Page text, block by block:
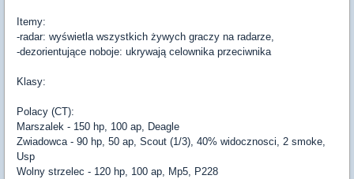
Itemy:
-radar: wyświetla wszystkich żywych graczy na radarze,
-dezorientujące noboje: ukrywają celownika przeciwnika
Klasy:
Polacy (CT):
Marszalek - 150 hp, 100 ap, Deagle
Zwiadowca - 90 hp, 50 ap, Scout (1/3), 40% widocznosci, 2 smoke,
Usp
Wolny strzelec - 120 hp, 100 ap, Mp5, P228